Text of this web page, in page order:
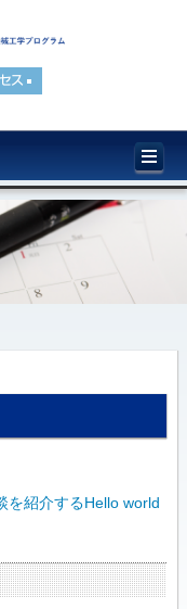
を紹介するHello world